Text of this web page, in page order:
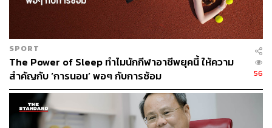
SPORT
The Power of Sleep ทำไมนักกีฬาอาชีพยุคนี้ ให้ความ
สำคัญกับ ‘การนอน’ พอๆ กับการซ้อม
56